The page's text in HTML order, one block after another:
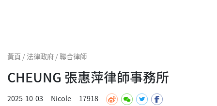
黃頁 / 法律政府 / 聯合律師
CHEUNG 張惠萍律師事務所
2025-10-03 Nicole 17918